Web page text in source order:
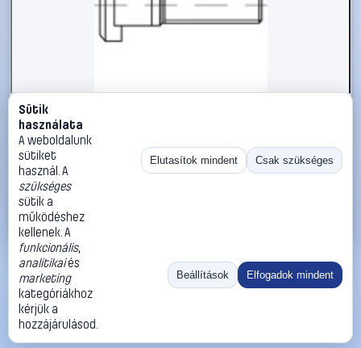
#112518
TOOLCRAFT 112518 T-hornyos csavarok M12 40 mm
Négylap DIN 787 Acél 10 db
TOOLCRAFT Metrikus csavarok
53 990 Ft
Kosárba
«
Ugrás:
Méret:
Rendezés:
©2026
ThermoScope
ÁSZF
Cégbemutató
Sütik
használata
A weboldalunk
sütiket
használ. A
szükséges
sütik a
működéshez
kellenek. A
funkcionális,
analitikaiés
marketing
kategóriákhoz
kérjük a
hozzájárulásod.
Elutasítok mindent Csak szükséges
Beállítások Elfogadok mindent